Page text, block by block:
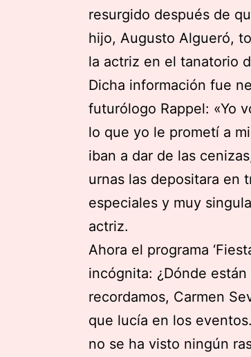
resurgido después de
hijo, Augusto Algueró,
la actriz en el tanatorio
Dicha información fue
futurólogo Rappel: «Yo
lo que yo le prometí a
iban a dar de las
urnas las depositara en
especiales y muy
actriz.
Ahora el programa
incógnita: ¿Dónde
recordamos, Carmen
que lucía en los
no se ha visto ningún